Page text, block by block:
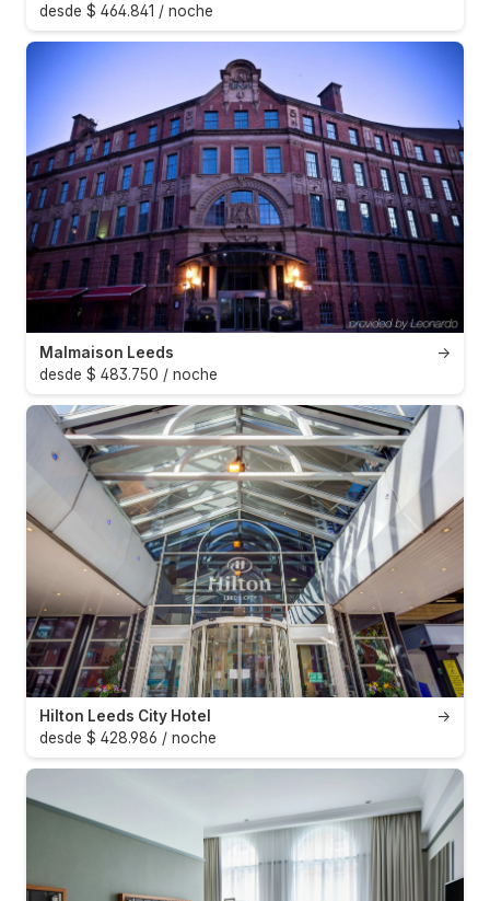
desde $ 464.841 / noche
→
Malmaison Leeds
desde $ 483.750 / noche
→
Hilton Leeds City Hotel
desde $ 428.986 / noche